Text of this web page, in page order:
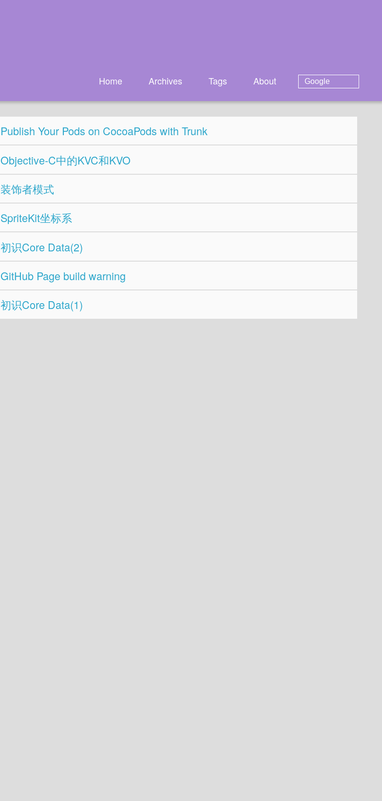
Home Archives Tags About
Publish Your Pods on CocoaPods with Trunk
Objective-C中的KVC和KVO
装饰者模式
SpriteKit坐标系
初识Core Data(2)
GitHub Page build warning
初识Core Data(1)